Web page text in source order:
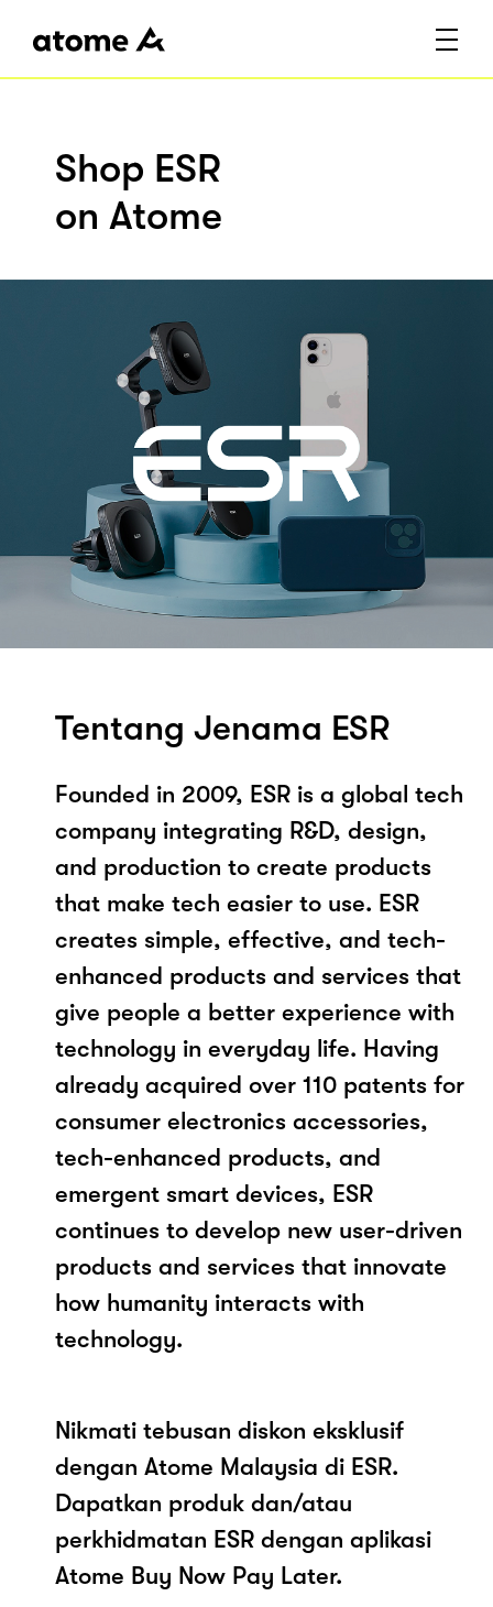
Shop ESR
on Atome
Tentang Jenama ESR
Founded in 2009, ESR is a global tech
company integrating R&D, design,
and production to create products
that make tech easier to use. ESR
creates simple, effective, and tech-
enhanced products and services that
give people a better experience with
technology in everyday life. Having
already acquired over 110 patents for
consumer electronics accessories,
tech-enhanced products, and
emergent smart devices, ESR
continues to develop new user-driven
products and services that innovate
how humanity interacts with
technology.
Nikmati tebusan diskon eksklusif
dengan Atome Malaysia di ESR.
Dapatkan produk dan/atau
perkhidmatan ESR dengan aplikasi
Atome Buy Now Pay Later.